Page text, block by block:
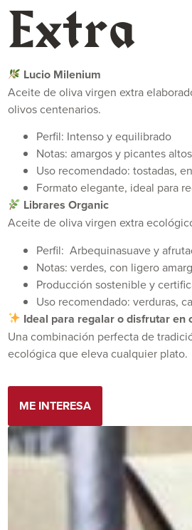
Extra
Lucio Milenium
Aceite de oliva virgen extra
olivos centenarios.
Perfil: Intenso y equilibrado
Notas: amargos y picantes altos
Uso recomendado: tostadas,
Formato elegante, ideal para
Librares Organic
Aceite de oliva virgen extra
Perfil: Arbequinasuave y
Notas: verdes, con ligero
Producción sostenible y
Uso recomendado: verduras,
Ideal para regalar o disfrutar en
Una combinación perfecta de
ecológica que eleva cualquier plato.
ME INTERESA